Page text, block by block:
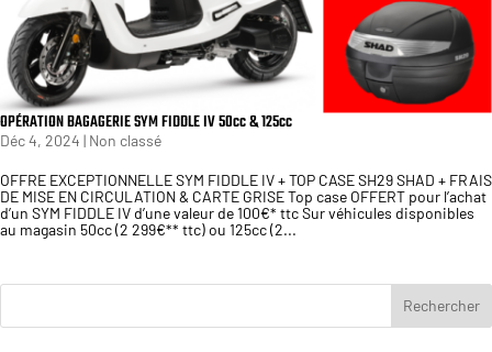
OPÉRATION BAGAGERIE SYM FIDDLE IV 50cc & 125cc
Déc 4, 2024 | Non classé
OFFRE EXCEPTIONNELLE SYM FIDDLE IV + TOP CASE SH29 SHAD + FRAIS
DE MISE EN CIRCULATION & CARTE GRISE Top case OFFERT pour l’achat
d’un SYM FIDDLE IV d’une valeur de 100€* ttc Sur véhicules disponibles
au magasin 50cc (2 299€** ttc) ou 125cc (2...